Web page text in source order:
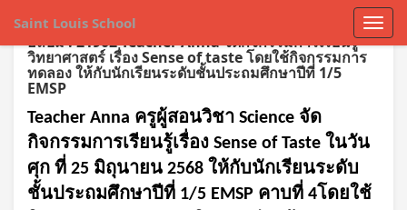
Saint Louis School
อัลบั้ม : 21902 Teacher Anna จัดกิจกรรมการเรียนรู้
วิทยาศาสตร์ เรื่อง Sense of taste โดยใช้กิจกรรมการ
ทดลอง ให้กับนักเรียนระดับชั้นประถมศึกษาปีที่ 1/5
EMSP
Teacher Anna ครูผู้สอนวิชา Science จัด
กิจกรรมการเรียนรู้เรื่อง Sense of Taste ในวัน
ศุก ที่ 25 มิถุนายน 2568 ให้กับนักเรียนระดับ
ชั้นประถมศึกษาปีที่ 1/5 EMSP คาบที่ 4โดยใช้